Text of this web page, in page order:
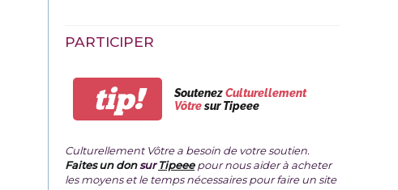
PARTICIPER
tip! SoutenezCulturellement
Vôtresur Tipeee
Culturellement Vôtre a besoin de votre soutien.
Faites un donsurTipeeepour nous aider à acheter
les moyens et le temps nécessaires pour faire un site